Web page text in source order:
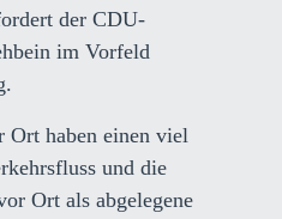
der CDU-
im Vorfeld
Ort haben einen viel
und die
Ort als abgelegene